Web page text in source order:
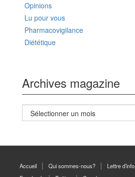
Opinions
Lu pour vous
Pharmacovigilance
Diététique
Archives magazine
Archives
magazine
Accueil Qui sommes-nous? Lettre d’info